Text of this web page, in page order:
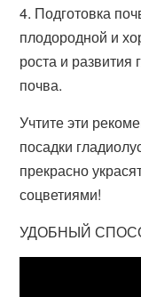
4. Подготовка
плодородной и
роста и развития
почва.
Учтите эти
посадки
прекрасно
соцветиями!
УДОБНЫЙ